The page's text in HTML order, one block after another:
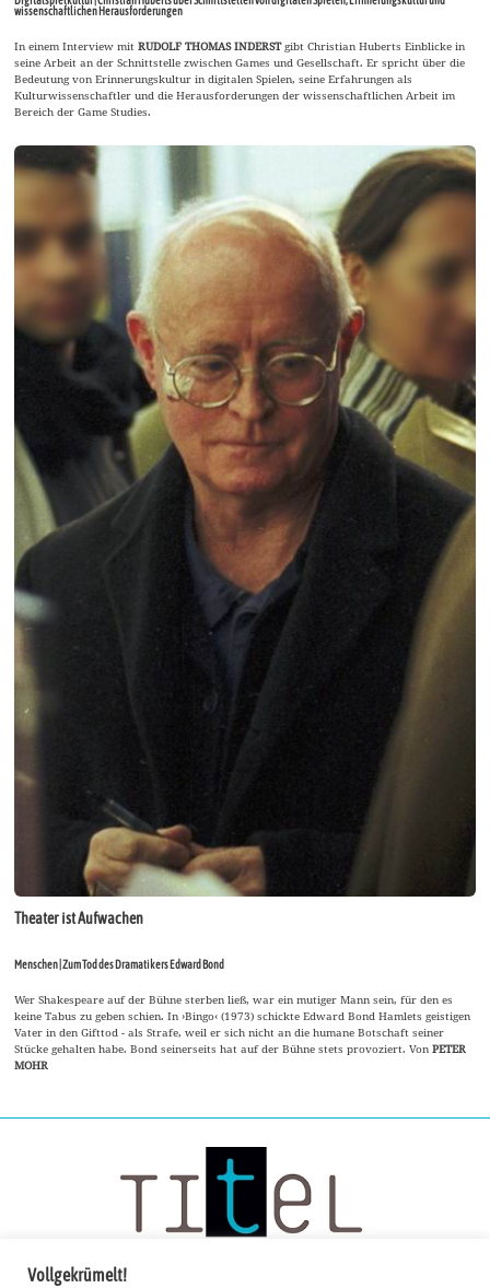
wissenschaftlichen Herausforderungen
In einem Interview mitRUDOLF THOMAS INDERSTgibt Christian Huberts Einblicke in
seine Arbeit an der Schnittstelle zwischen Games und Gesellschaft. Er spricht über die
Bedeutung von Erinnerungskultur in digitalen Spielen, seine Erfahrungen als
Kulturwissenschaftler und die Herausforderungen der wissenschaftlichen Arbeit im
Bereich der Game Studies.
Theater ist Aufwachen
Menschen | Zum Tod des Dramatikers Edward Bond
Wer Shakespeare auf der Bühne sterben ließ, war ein mutiger Mann sein, für den es
keine Tabus zu geben schien. In ›Bingo‹ (1973) schickte Edward Bond Hamlets geistigen
Vater in den Gifttod - als Strafe, weil er sich nicht an die humane Botschaft seiner
Stücke gehalten habe. Bond seinerseits hat auf der Bühne stets provoziert. VonPETER
MOHR
Vollgekrümelt!